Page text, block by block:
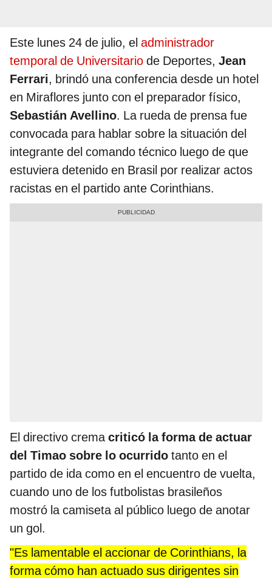
Este lunes 24 de julio, el administrador
temporal de Universitario de Deportes, Jean
Ferrari, brindó una conferencia desde un hotel
en Miraflores junto con el preparador físico,
Sebastián Avellino. La rueda de prensa fue
convocada para hablar sobre la situación del
integrante del comando técnico luego de que
estuviera detenido en Brasil por realizar actos
racistas en el partido ante Corinthians.
El directivo cremacriticó la forma de actuar
del Timao sobre lo ocurrido tanto en el
partido de ida como en el encuentro de vuelta,
cuando uno de los futbolistas brasileños
mostró la camiseta al público luego de anotar
un gol.
"Es lamentable el accionar de Corinthians, la
forma cómo han actuado sus dirigentes sin